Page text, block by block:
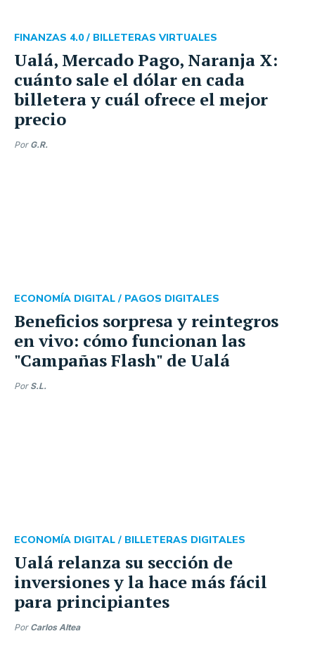
Ualá, Mercado Pago, Naranja X:
cuánto sale el dólar en cada
billetera y cuál ofrece el mejor
precio
FINANZAS 4.0 / BILLETERAS VIRTUALES
Por G.R.
Beneficios sorpresa y reintegros
en vivo: cómo funcionan las
"Campañas Flash" de Ualá
ECONOMÍA DIGITAL / PAGOS DIGITALES
Por S.L.
Ualá relanza su sección de
inversiones y la hace más fácil
para principiantes
ECONOMÍA DIGITAL / BILLETERAS DIGITALES
Por Carlos Altea